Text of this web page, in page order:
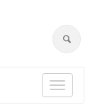
Toggle